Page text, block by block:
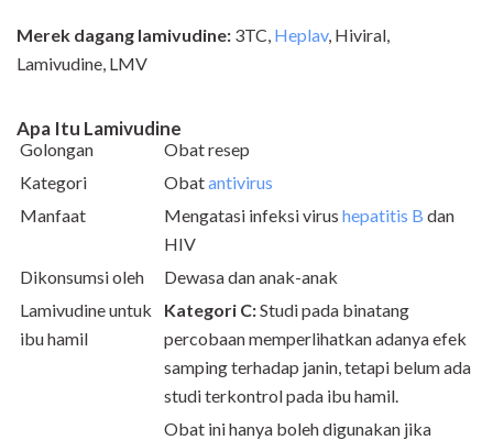
Merek dagang lamivudine: 3TC, Heplav, Hiviral,
Lamivudine, LMV
Apa Itu Lamivudine
Golongan
Obat resep
Kategori
Obatantivirus
Manfaat
Mengatasi infeksi virus hepatitis B dan
HIV
Dikonsumsi oleh
Dewasa dan anak-anak
Lamivudine untuk
ibu hamil
Kategori C:Studi pada binatang
percobaan memperlihatkan adanya efek
samping terhadap janin, tetapi belum ada
studi terkontrol pada ibu hamil.
Obat ini hanya boleh digunakan jika